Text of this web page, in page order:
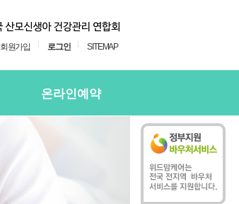
회원가입 로그인 SITEMAP
온라인예약
온라인예약
온라인 예약확인